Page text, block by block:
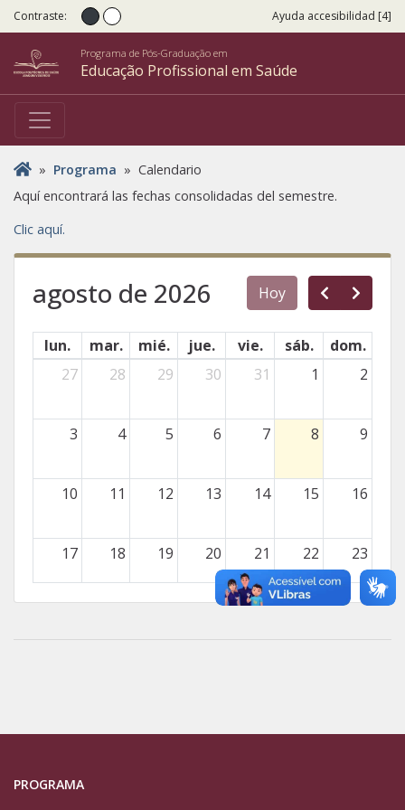
Contraste: Contraste normal
Alto Contraste Ayuda accesibilidad [4]
Programa de Pós-Graduação em
Educação Profissional em Saúde
Usted está aquí
» Programa » Calendario
Aquí encontrará las fechas consolidadas del semestre.
Clic aquí.
agosto de 2026 Hoy
lun. mar. mié. jue. vie. sáb.
dom.
27
28 29 30 31 1 2
3 4 5 6 7 8 9
10 11 12 13 14 15 16
17 18 19 20 21 22 23
PROGRAMA